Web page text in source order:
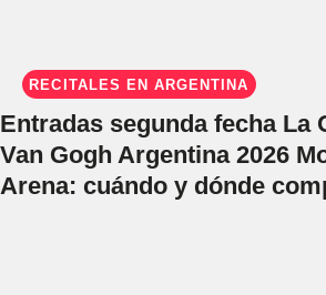
RECITALES EN ARGENTINA
Entradas segunda fecha La
Van Gogh Argentina 2026
Arena: cuándo y dónde